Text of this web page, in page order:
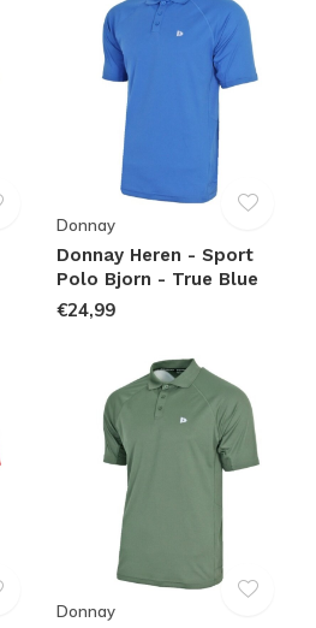
Donnay
Donnay Heren - Sport
Polo Bjorn - True Blue
€24,99
Donnay